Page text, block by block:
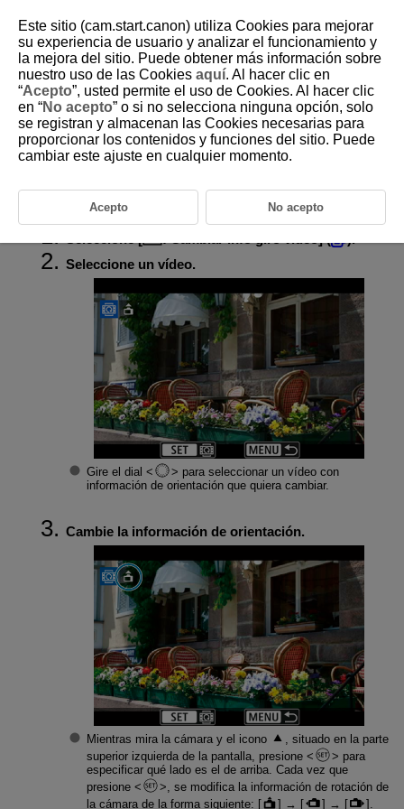
D310-145
Modificación de la información de
orientación de vídeo
reproducción del vídeo (que determina qué lado es el de arriba).
Seleccione un vídeo.
Gire el dial
para seleccionar un vídeo con
información de orientación que quiera cambiar.
Cambie la información de orientación.
Mientras mira la cámara y el icono
, situado en la parte
superior izquierda de la pantalla, presione
para
especificar qué lado es el de arriba. Cada vez que
presione
, se modifica la información de rotación de
la cámara de la forma siguiente: [
] → [ ] → [ ].
Este sitio (cam.start.canon) utiliza Cookies para mejorar
su experiencia de usuario y analizar el funcionamiento y
la mejora del sitio. Puede obtener más información sobre
nuestro uso de las Cookies aquí. Al hacer clic en
“Acepto”, usted permite el uso de Cookies. Al hacer clic
en “No acepto” o si no selecciona ninguna opción, solo
se registran y almacenan las Cookies necesarias para
proporcionar los contenidos y funciones del sitio. Puede
cambiar este ajuste en cualquier momento.
Acepto No acepto